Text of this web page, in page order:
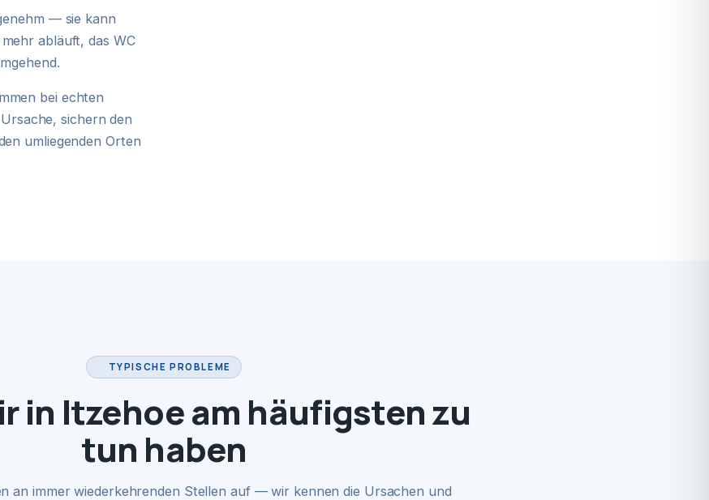
— sie kann
abläuft, das WC
bei echten
sichern den
umliegenden Orten
TYPISCHE PROBLEME
in Itzehoe am häufigsten zu
tun haben
an immer wiederkehrenden Stellen auf — wir kennen die Ursachen und